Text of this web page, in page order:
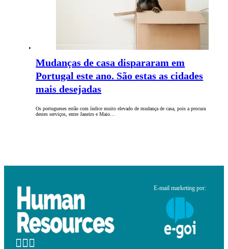
Mudanças de casa dispararam em
Portugal este ano. São estas as cidades
mais desejadas
Os portugueses estão com índice muito elevado de mudança de casa, pois a procura
destes serviços, entre Janeiro e Maio…
E-mail marketing por: